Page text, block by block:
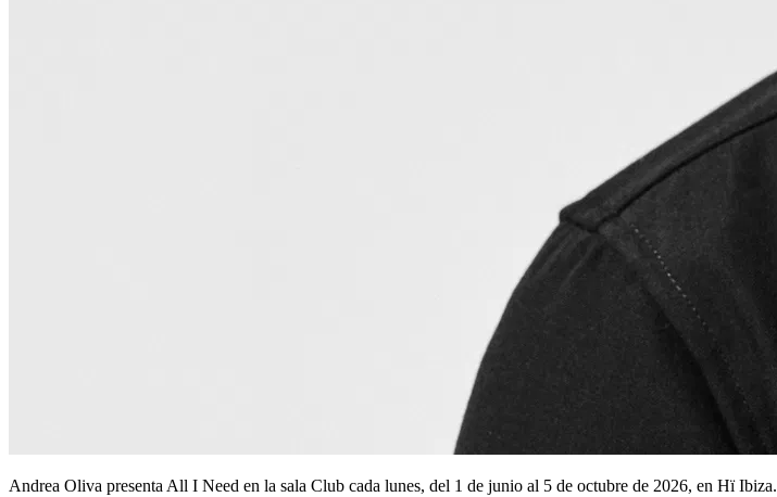
Andrea Oliva presenta All I Need en la sala Club cada lunes, del 1 de junio al 5 de octubre de 2026, en Hï Ibiza.